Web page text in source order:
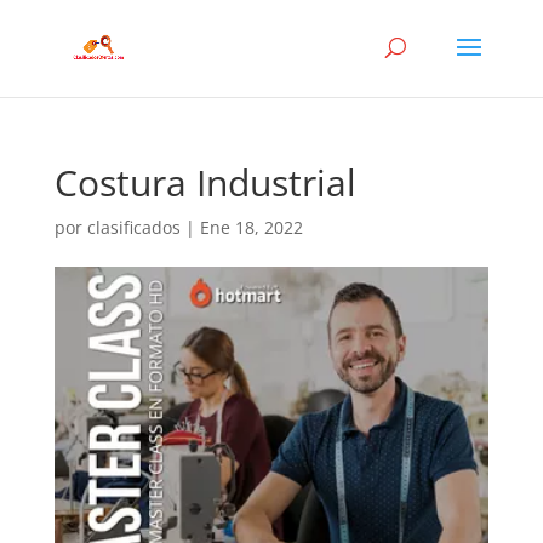
Costura Industrial
por clasificados | Ene 18, 2022